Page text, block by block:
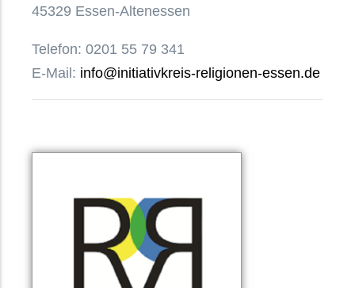
45329 Essen-Altenessen
Telefon: 0201 55 79 341
E-Mail: info@initiativkreis-religionen-essen.de